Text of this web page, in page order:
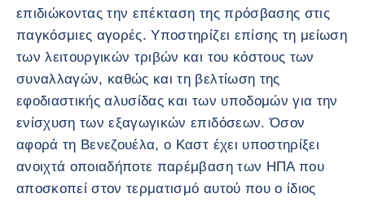
επιδιώκοντας την επέκταση της πρόσβασης στις
παγκόσμιες αγορές. Υποστηρίζει επίσης τη μείωση
των λειτουργικών τριβών και του κόστους των
συναλλαγών, καθώς και τη βελτίωση της
εφοδιαστικής αλυσίδας και των υποδομών για την
ενίσχυση των εξαγωγικών επιδόσεων. Όσον
αφορά τη Βενεζουέλα, ο Καστ έχει υποστηρίξει
ανοιχτά οποιαδήποτε παρέμβαση των ΗΠΑ που
αποσκοπεί στον τερματισμό αυτού που ο ίδιος